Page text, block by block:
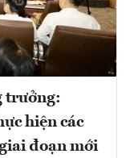
trưởng:
hiện các
đoạn mới